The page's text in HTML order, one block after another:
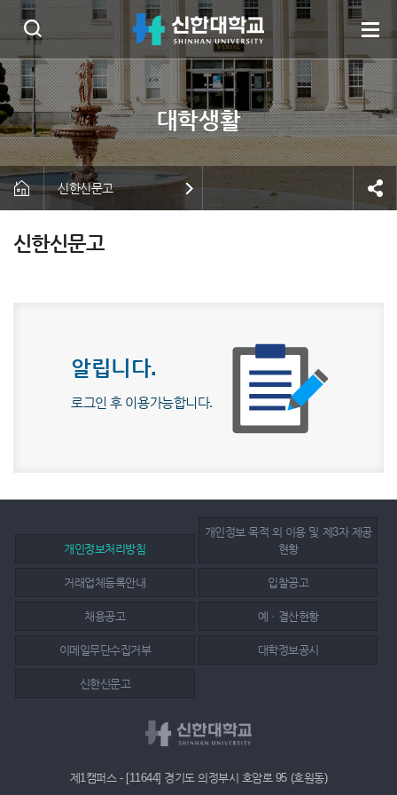
신한신문고
신한신문고
알립니다.
로그인 후 이용가능합니다.
개인정보처리방침
개인정보 목적 외 이용 및 제3자 제공
현황
거래업체등록안내 입찰공고
채용공고 예ㆍ결산현황
이메일무단수집거부 대학정보공시
신한신문고
제1캠퍼스 - [11644] 경기도 의정부시 호암로 95 (호원동)